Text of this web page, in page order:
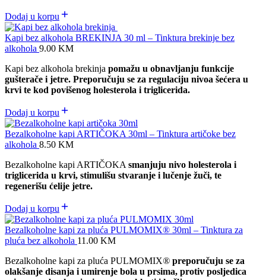
Dodaj u korpu
Kapi bez alkohola BREKINJA 30 ml – Tinktura brekinje bez
alkohola 9.00 KM
Kapi bez alkohola brekinja pomažu u obnavljanju funkcije
gušterače i jetre. Preporučuju se za regulaciju nivoa šećera u
krvi te kod povišenog holesterola i triglicerida.
Dodaj u korpu
Bezalkoholne kapi ARTIČOKA 30ml – Tinktura artičoke bez
alkohola 8.50 KM
Bezalkoholne kapi ARTIČOKAsmanjuju nivo holesterola i
triglicerida u krvi, stimulišu stvaranje i lučenje žuči, te
regenerišu ćelije jetre.
Dodaj u korpu
Bezalkoholne kapi za pluća PULMOMIX® 30ml – Tinktura za
pluća bez alkohola 11.00 KM
Bezalkoholne kapi za pluća PULMOMIX® preporučuju se za
olakšanje disanja i umirenje bola u prsima, protiv posljedica